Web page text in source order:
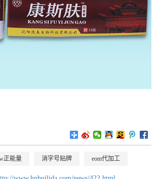
正能量 消字号贴牌 eom代加工